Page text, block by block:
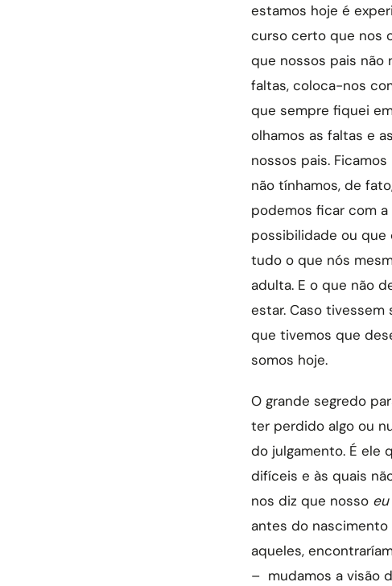
estamos hoje é
curso certo que nos
que nossos pais não
faltas, coloca-nos
que sempre fiquei
olhamos as faltas e
nossos pais.
não tínhamos, de
podemos ficar com
possibilidade ou que
tudo o que nós
adulta. E o que não
estar. Caso
que tivemos que
somos hoje.
O grande segredo
ter perdido algo ou
do julgamento. É ele
difíceis e às quais
nos diz que nosso eu
antes do
aqueles,
– mudamos a visão